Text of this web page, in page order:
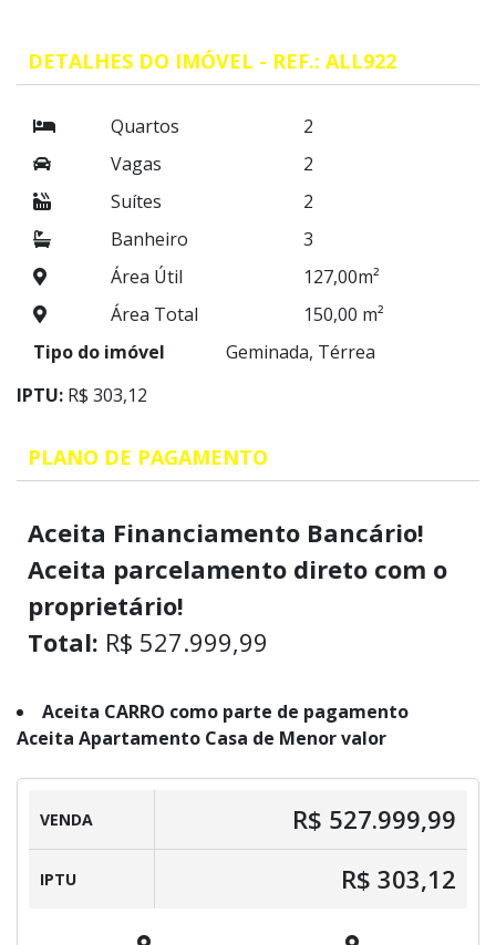
DETALHES DO IMÓVEL - REF.: ALL922
Quartos
2
Vagas
2
Suítes
2
Banheiro
3
Área Útil
127,00m²
Área Total
150,00 m²
Tipo do imóvel
Geminada, Térrea
IPTU: R$ 303,12
PLANO DE PAGAMENTO
Aceita Financiamento Bancário!
Aceita parcelamento direto com o
proprietário!
Total: R$ 527.999,99
Aceita CARRO como parte de pagamento
Aceita Apartamento Casa de Menor valor
VENDA R$ 527.999,99
IPTU R$ 303,12